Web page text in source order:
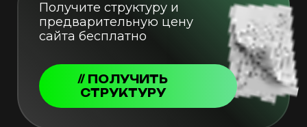
Получите структуру и
предварительную цену
сайта бесплатно
// ПОЛУЧИТЬ
СТРУКТУРУ